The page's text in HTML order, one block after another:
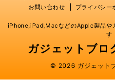
お問い合わせ
プライバシー
iPhone,iPad,MacなどのApple製品や
す
ガジェットブ
© 2026 ガジェット